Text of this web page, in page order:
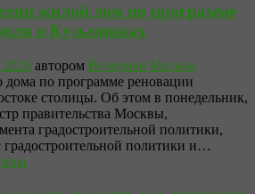
жилой дом по программе
в Кузьминках
2026 автором Вечерняя Москва
дома по программе реновации
столицы. Об этом в понедельник,
правительства Москвы,
градостроительной политики,
политики и…